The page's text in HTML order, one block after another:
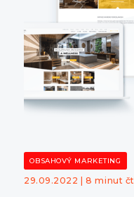
OBSAHOVÝ MARKETING
29.09.2022 | 8 minut